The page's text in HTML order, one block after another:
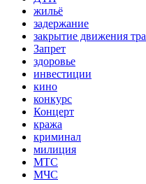
жильё
задержание
закрытие движения
Запрет
здоровье
инвестиции
кино
конкурс
Концерт
кража
криминал
милиция
МТС
МЧС